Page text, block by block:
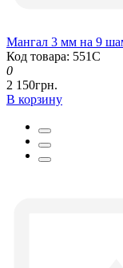
Мангал 3 мм на 9
Код товара: 551С
0
2 150грн.
В корзину